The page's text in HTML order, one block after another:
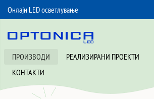
Онлајн LED осветлување
ПРОИЗВОДИ РЕАЛИЗИРАНИ ПРОЕКТИ
КОНТАКТИ